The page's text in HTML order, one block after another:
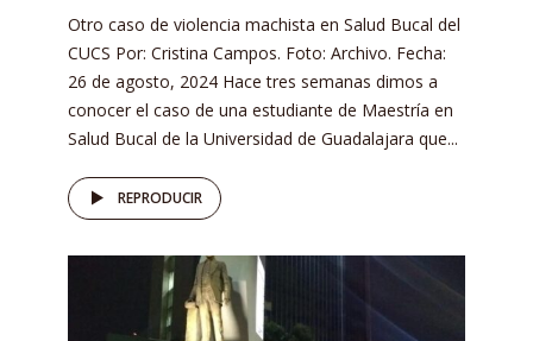
Otro caso de violencia machista en Salud Bucal del
CUCS Por: Cristina Campos. Foto: Archivo. Fecha:
26 de agosto, 2024 Hace tres semanas dimos a
conocer el caso de una estudiante de Maestría en
Salud Bucal de la Universidad de Guadalajara que...
REPRODUCIR